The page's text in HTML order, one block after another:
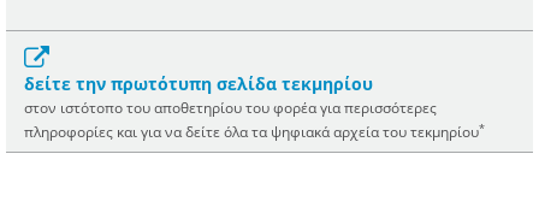
δείτε την πρωτότυπη σελίδα τεκμηρίου
στον ιστότοπο του αποθετηρίου του φορέα για περισσότερες
πληροφορίες και για να δείτε όλα τα ψηφιακά αρχεία του τεκμηρίου*